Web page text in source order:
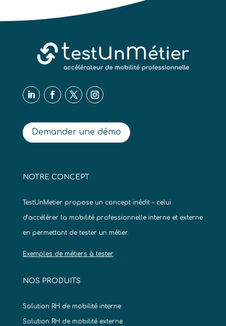
Demander une démo
NOTRE CONCEPT
TestUnMetier propose un concept inédit – celui
d’accélérer la mobilité professionnelle interne et externe
en permettant de tester un métier.
Exemples de métiers à tester
NOS PRODUITS
Solution RH de mobilité interne
Solution RH de mobilité externe